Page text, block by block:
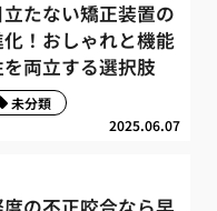
立たない矯正装置の
！おしゃれと機能
両立する選択肢
2025.06.07
未分類